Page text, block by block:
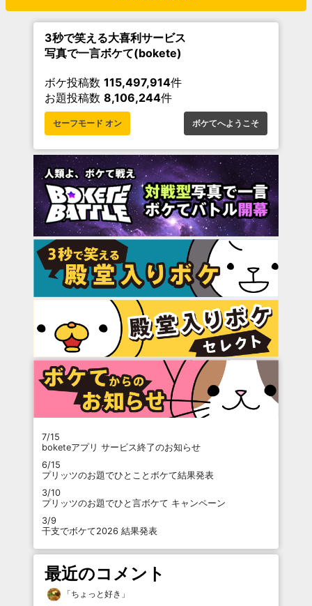
3秒で笑える大喜利サービス
写真で一言ボケて(bokete)
ボケ投稿数 115,497,914件
お題投稿数 8,106,244件
セーフモード オン ボケてへようこそ
7/15
boketeアプリ サービス終了のお知らせ
6/15
プリッツのお題でひとことボケて結果発表
3/10
プリッツのお題でひと言ボケて キャンペーン
3/9
干支でボケて2026 結果発表
最近のコメント
「ちょっと好き 」